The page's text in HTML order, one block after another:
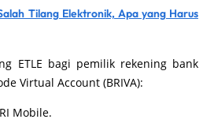
Tilang Elektronik, Apa yang Harus
ETLE bagi pemilik rekening bank
Virtual Account (BRIVA):
Mobile.